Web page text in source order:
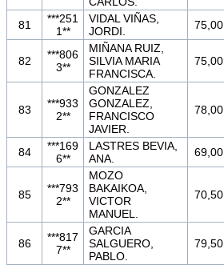
81
***251
1**
VIDAL VIÑAS,
JORDI.
75,00
82
***806
3**
MIÑANA RUIZ,
SILVIA MARIA
FRANCISCA.
75,00
83
***933
2**
GONZALEZ
GONZALEZ,
FRANCISCO
JAVIER.
78,00
84
***169
6**
LASTRES BEVIA,
ANA.
69,00
85
***793
2**
MOZO
BAKAIKOA,
VICTOR
MANUEL.
70,50
86
***817
7**
GARCIA
SALGUERO,
PABLO.
79,50